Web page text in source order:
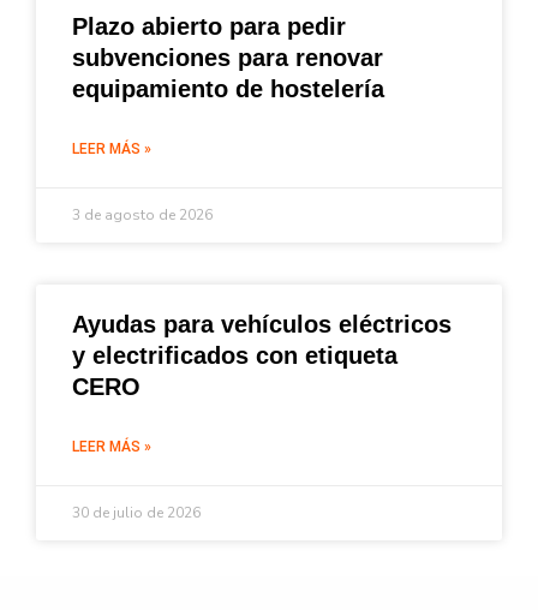
Plazo abierto para pedir
subvenciones para renovar
equipamiento de hostelería
LEER MÁS »
3 de agosto de 2026
Ayudas para vehículos eléctricos
y electrificados con etiqueta
CERO
LEER MÁS »
30 de julio de 2026